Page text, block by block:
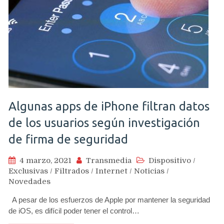
Algunas apps de iPhone filtran datos
de los usuarios según investigación
de firma de seguridad
4 marzo, 2021 Transmedia Dispositivo /
Exclusivas / Filtrados / Internet / Noticias /
Novedades
A pesar de los esfuerzos de Apple por mantener la seguridad
de iOS, es difícil poder tener el control…